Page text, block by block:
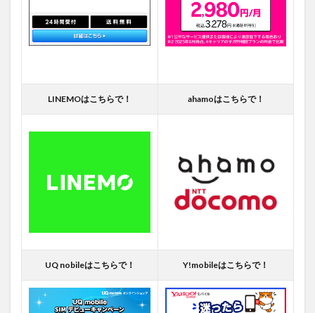
LINEMOはこちらで！ ahamoはこちらで！
UQ nobileはこちらで！ Y!mobileはこちらで！